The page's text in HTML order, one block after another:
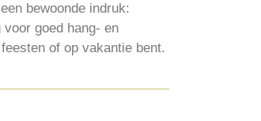
bewoonde indruk:
goed hang- en
of op vakantie bent.